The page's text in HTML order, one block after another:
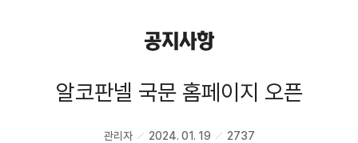
공지사항
알코판넬 국문 홈페이지 오픈
관리자 2024. 01. 19 2737